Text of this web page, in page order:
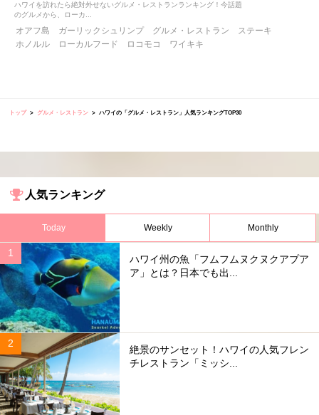
ハワイを訪れたら絶対外せないグルメ・レストランランキング！今話題
のグルメから、ローカ...
オアフ島 ガーリックシュリンプ グルメ・レストラン
ステーキ
ホノルル
ローカルフード ロコモコ ワイキキ
トップ グルメ・レストラン ハワイの「グルメ・レストラン」人気ランキングTOP30
人気ランキング
Today Weekly Monthly
ハワイ州の魚「フムフムヌクヌクアプア
ア」とは？日本でも出...
絶景のサンセット！ハワイの人気フレン
チレストラン「ミッシ...